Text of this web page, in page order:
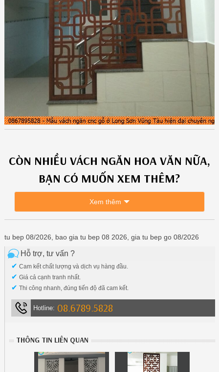
CÒN NHIỀU VÁCH NGĂN HOA VĂN NỮA,
BẠN CÓ MUỐN XEM THÊM?
Xem thêm
tu bep 08/2026, bao gia tu bep 08 2026, gia tu bep go 08/2026
Hỗ trợ, tư vấn ?
✔ Cam kết chất lượng và dịch vụ hàng đầu.
✔ Giá cả cạnh tranh nhất.
✔ Thi công nhanh, đúng tiến độ đã cam kết.
Hotline: 08.6789.5828
THÔNG TIN LIÊN QUAN